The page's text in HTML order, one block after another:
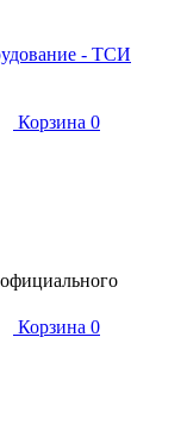
Корзина 0
Корзина 0